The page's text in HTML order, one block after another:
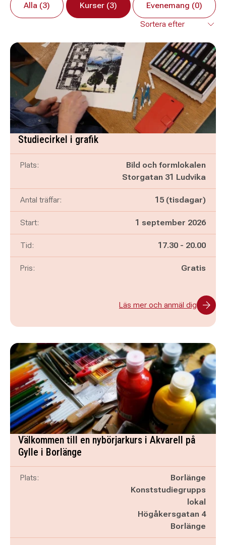
Alla (3) Kurser (3) Evenemang (0)
Studiecirkel i grafik
Plats:
Bild och formlokalen
Storgatan 31 Ludvika
Antal träffar: 15 (tisdagar)
Start: 1 september 2026
Tid: Pågår mellan
17.30 - och
20.00
Pris: Gratis
Läs mer och anmäl dig
Välkommen till en nybörjarkurs i Akvarell på
Gylle i Borlänge
Plats:
Borlänge
Konststudiegrupps
lokal
Högåkersgatan 4
Borlänge